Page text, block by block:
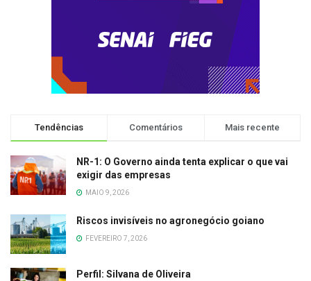
Tendências Comentários Mais recente
NR-1: O Governo ainda tenta explicar o que vai
exigir das empresas
MAIO 9, 2026
Riscos invisíveis no agronegócio goiano
FEVEREIRO 7, 2026
Perfil: Silvana de Oliveira